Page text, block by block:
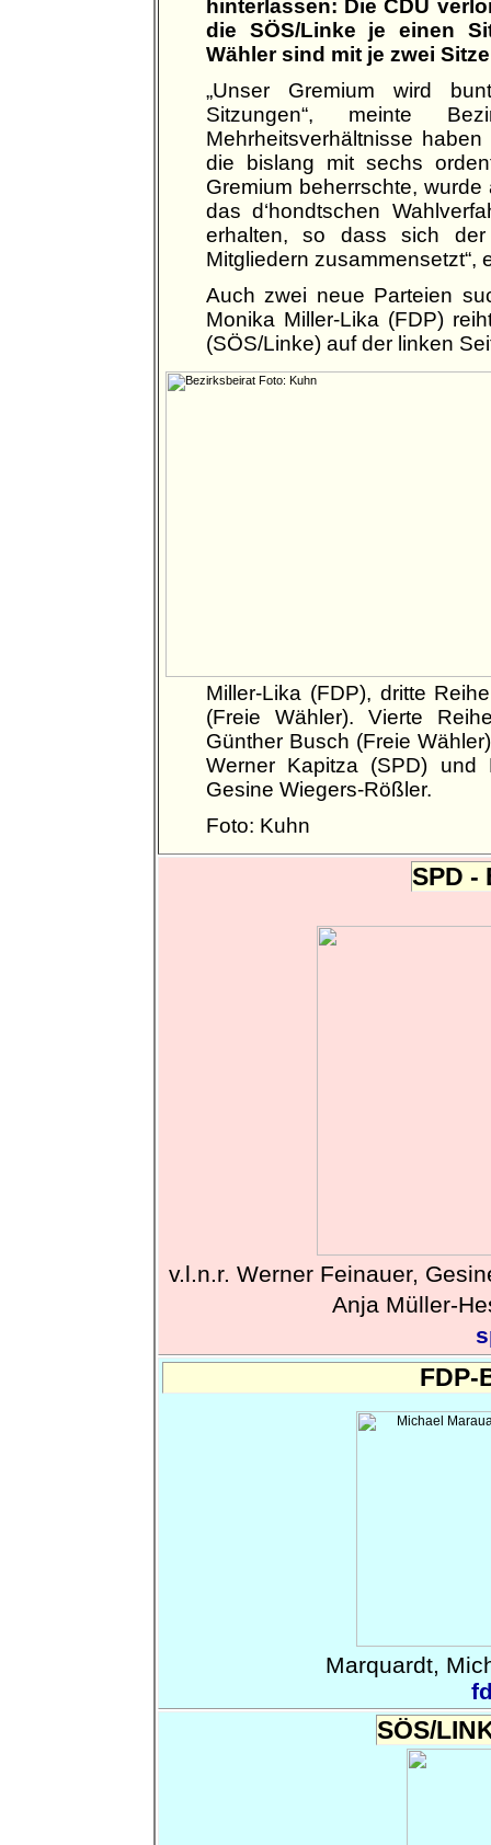
hinterlassen: Die CDU
die SÖS/Linke je einen
Wähler sind mit je zwei
„Unser Gremium wird
Sitzungen“, meinte
Mehrheitsverhältnisse
die bislang mit sechs
Gremium beherrschte,
das d‘hondtschen
erhalten, so dass sich der
Mitgliedern zusammensetzt“,
Auch zwei neue Parteien
Monika Miller-Lika (FDP)
(SÖS/Linke) auf der linken
Miller-Lika (FDP), dritte
(Freie Wähler). Vierte
Günther Busch (Freie
Werner Kapitza (SPD)
Gesine Wiegers-Rößler.
Foto: Kuhn
SPD -
v.l.n.r. Werner Feinauer,
Anja Müller-
FDP-
Marquardt,
SÖS/